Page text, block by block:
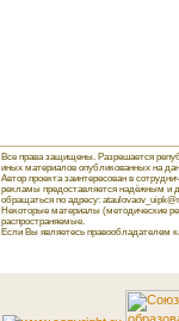
Все права защищены. Разрешается
иных материалов опубликованных на
Автор проекта заинтересован в
рекламы предоставляется надёжным и
обращаться по адресу:
Некоторые материалы (методические
распространяемые.
Если Вы являетесь правообладателем